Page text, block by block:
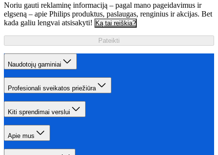
Noriu gauti reklaminę informaciją – pagal mano pageidavimus ir
elgseną – apie Philips produktus, paslaugas, renginius ir akcijas. Bet
kada galiu lengvai atsisakyti! Ką tai reiškia?
Pateikti
Naudotojų gaminiai
Profesionali sveikatos priežiūra
Kiti sprendimai verslui
Apie mus